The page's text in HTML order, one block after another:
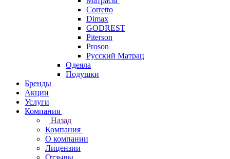
Corretto
Dimax
GODREST
Piterson
Proson
Русский Матрац
Одеяла
Подушки
Бренды
Акции
Услуги
Компания
Назад
Компания
О компании
Лицензии
Отзывы